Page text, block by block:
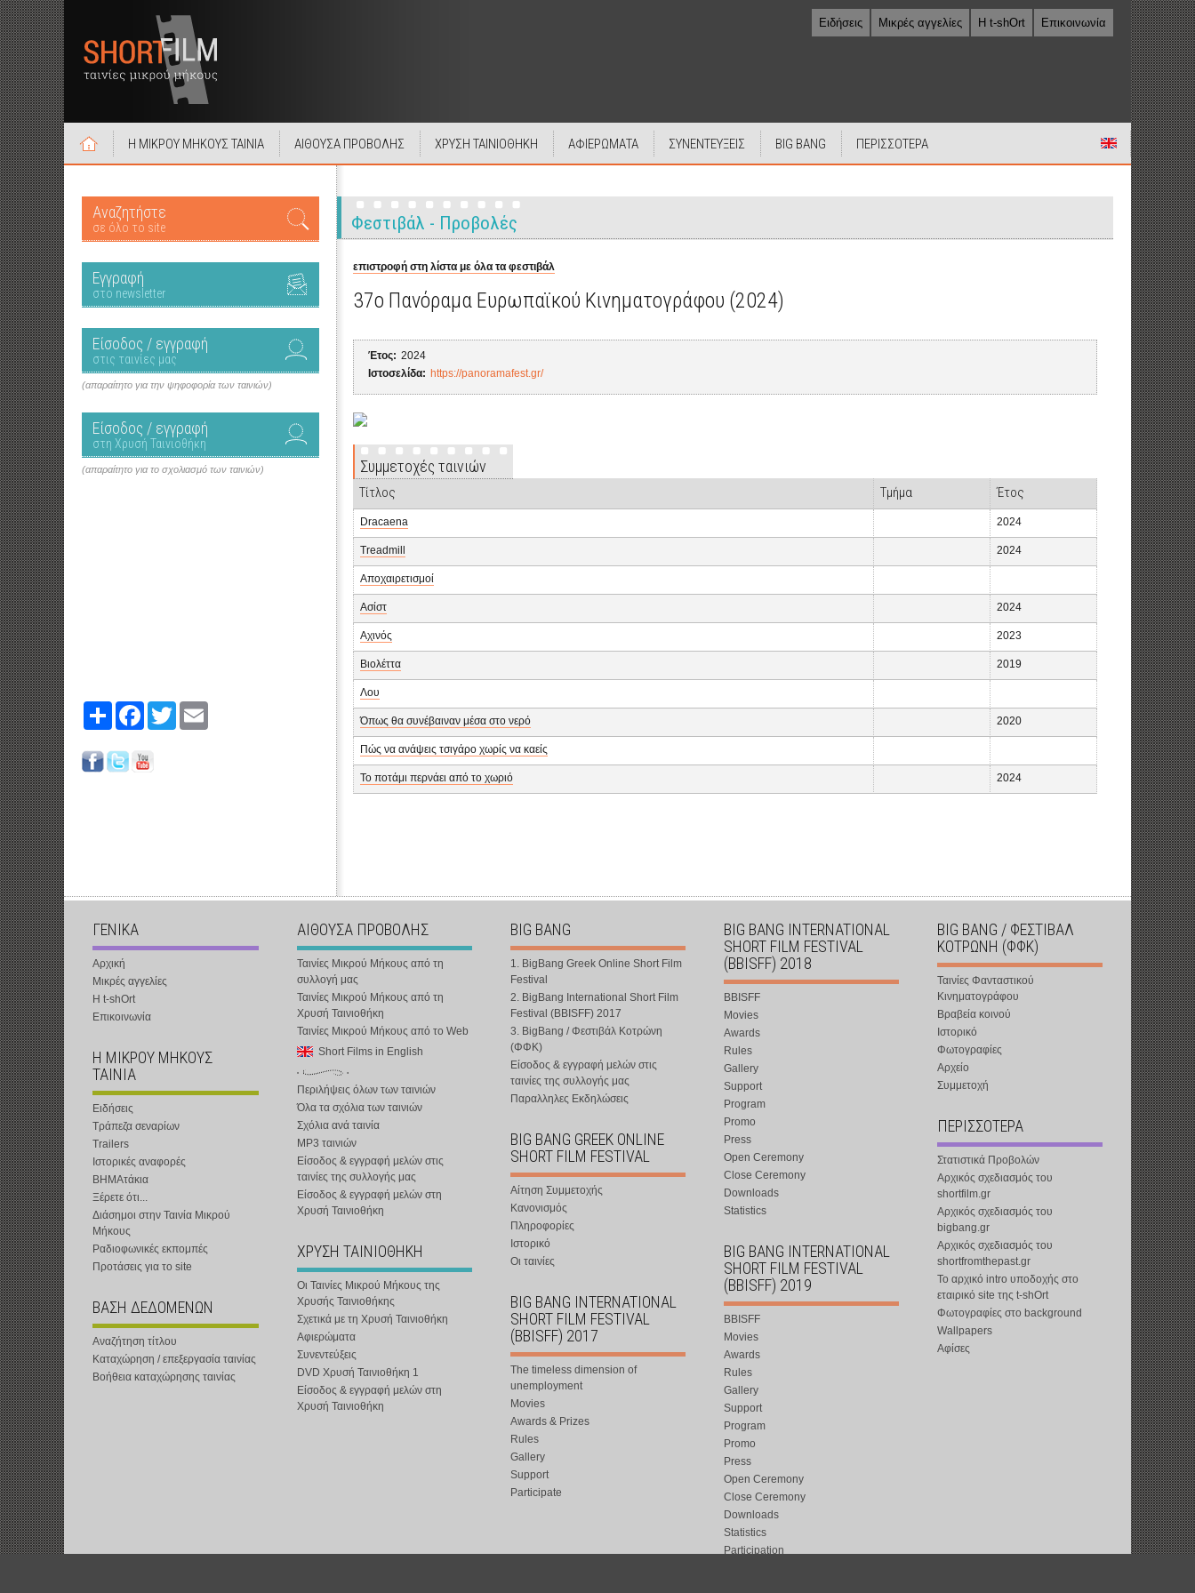
Ειδήσεις Μικρές αγγελίες Η t-shOrt Επικοινωνία
Η ΜΙΚΡΟΥ ΜΗΚΟΥΣ ΤΑΙΝΙΑ ΑΙΘΟΥΣΑ ΠΡΟΒΟΛΗΣ ΧΡΥΣΗ ΤΑΙΝΙΟΘΗΚΗ ΑΦΙΕΡΩΜΑΤΑ ΣΥΝΕΝΤΕΥΞΕΙΣ BIG BANG ΠΕΡΙΣΣΟΤΕΡΑ
Αναζητήστε
σε όλο το site
Εγγραφή
στο newsletter
Είσοδος / εγγραφή
στις ταινίες μας
(απαραίτητο για την ψηφοφορία των ταινιών)
Είσοδος / εγγραφή
στη Χρυσή Ταινιοθήκη
(απαραίτητο για το σχολιασμό των ταινιών)
Share FacebookTwitter
Φεστιβάλ - Προβολές
επιστροφή στη λίστα με όλα τα φεστιβάλ
37ο Πανόραμα Ευρωπαϊκού Κινηματογράφου (2024)
Έτος: 2024
Ιστοσελίδα: https://panoramafest.gr/
Συμμετοχές ταινιών
Τίτλος Τμήμα Έτος
Dracaena 2024
Treadmill 2024
Αποχαιρετισμοί
Ασίστ 2024
Αχινός 2023
Βιολέττα 2019
Λου
Όπως θα συνέβαιναν μέσα στο νερό 2020
Πώς να ανάψεις τσιγάρο χωρίς να καείς
Το ποτάμι περνάει από το χωριό 2024
ΓΕΝΙΚΑ
Αρχική
Μικρές αγγελίες
Η t-shOrt
Επικοινωνία
Η ΜΙΚΡΟΥ ΜΗΚΟΥΣ
ΤΑΙΝΙΑ
Ειδήσεις
Τράπεζα σεναρίων
Trailers
Ιστορικές αναφορές
ΒΗΜΑτάκια
Ξέρετε ότι...
Διάσημοι στην Ταινία Μικρού
Μήκους
Ραδιοφωνικές εκπομπές
Προτάσεις για το site
ΒΑΣΗ ΔΕΔΟΜΕΝΩΝ
Αναζήτηση τίτλου
Καταχώρηση / επεξεργασία ταινίας
Βοήθεια καταχώρησης ταινίας
ΑΙΘΟΥΣΑ ΠΡΟΒΟΛΗΣ
Ταινίες Μικρού Μήκους από τη
συλλογή μας
Ταινίες Μικρού Μήκους από τη
Χρυσή Ταινιοθήκη
Ταινίες Μικρού Μήκους από το Web
Short Films in English
Περιλήψεις όλων των ταινιών
Όλα τα σχόλια των ταινιών
Σχόλια ανά ταινία
MP3 ταινιών
Είσοδος & εγγραφή μελών στις
ταινίες της συλλογής μας
Είσοδος & εγγραφή μελών στη
Χρυσή Ταινιοθήκη
ΧΡΥΣΗ ΤΑΙΝΙΟΘΗΚΗ
Οι Ταινίες Μικρού Μήκους της
Χρυσής Ταινιοθήκης
Σχετικά με τη Χρυσή Ταινιοθήκη
Αφιερώματα
Συνεντεύξεις
DVD Χρυσή Ταινιοθήκη 1
Είσοδος & εγγραφή μελών στη
Χρυσή Ταινιοθήκη
BIG BANG
1. BigBang Greek Online Short Film
Festival
2. BigBang International Short Film
Festival (BBISFF) 2017
3. BigBang / Φεστιβάλ Κοτρώνη
(ΦΦΚ)
Είσοδος & εγγραφή μελών στις
ταινίες της συλλογής μας
Παραλληλες Εκδηλώσεις
BIG BANG GREEK ONLINE
SHORT FILM FESTIVAL
Αίτηση Συμμετοχής
Κανονισμός
Πληροφορίες
Ιστορικό
Οι ταινίες
BIG BANG INTERNATIONAL
SHORT FILM FESTIVAL
(BBISFF) 2017
The timeless dimension of
unemployment
Movies
Awards & Prizes
Rules
Gallery
Support
Participate
BIG BANG INTERNATIONAL
SHORT FILM FESTIVAL
(BBISFF) 2018
BBISFF
Movies
Awards
Rules
Gallery
Support
Program
Promo
Press
Open Ceremony
Close Ceremony
Downloads
Statistics
BIG BANG INTERNATIONAL
SHORT FILM FESTIVAL
(BBISFF) 2019
BBISFF
Movies
Awards
Rules
Gallery
Support
Program
Promo
Press
Open Ceremony
Close Ceremony
Downloads
Statistics
Participation
BIG BANG / ΦΕΣΤΙΒΑΛ
ΚΟΤΡΩΝΗ (ΦΦΚ)
Ταινίες Φανταστικού
Κινηματογράφου
Βραβεία κοινού
Ιστορικό
Φωτογραφίες
Αρχείο
Συμμετοχή
ΠΕΡΙΣΣΟΤΕΡΑ
Στατιστικά Προβολών
Αρχικός σχεδιασμός του
shortfilm.gr
Αρχικός σχεδιασμός του
bigbang.gr
Αρχικός σχεδιασμός του
shortfromthepast.gr
Το αρχικό intro υποδοχής στο
εταιρικό site της t-shOrt
Φωτογραφίες στο background
Wallpapers
Αφίσες